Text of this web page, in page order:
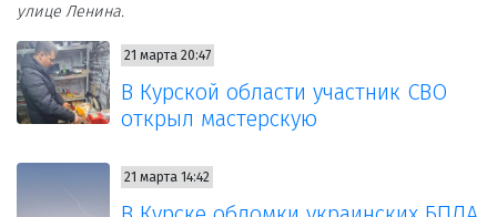
улице Ленина.
21 марта 20:47
В Курской области участник СВО
открыл мастерскую
21 марта 14:42